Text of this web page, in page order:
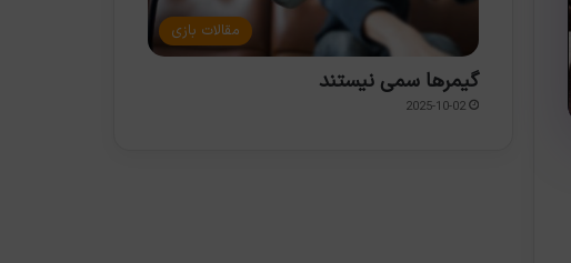
مقالات بازی
گیمرها سمی نیستند
2025-10-02